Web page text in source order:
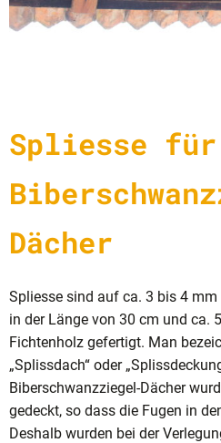
Spliesse für
Dächer
Spliesse sind auf ca. 3 bis 4
in der Länge von 30 cm und ca.
Fichtenholz gefertigt. Man
„Splissdach“ oder
Biberschwanzziegel-Dächer
gedeckt, so dass die Fugen in
Deshalb wurden bei der